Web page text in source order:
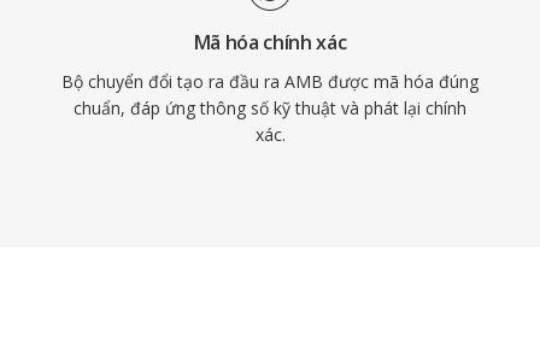
Mã hóa chính xác
Bộ chuyển đổi tạo ra đầu ra AMB được mã hóa đúng
chuẩn, đáp ứng thông số kỹ thuật và phát lại chính
xác.